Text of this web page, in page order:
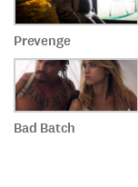
Prevenge
Bad Batch